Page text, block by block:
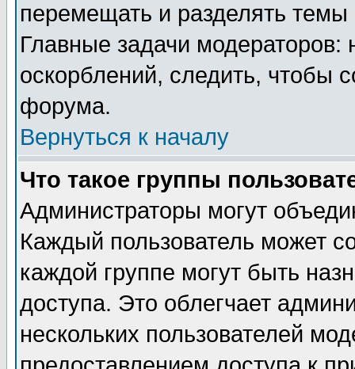
перемещать и разделять
Главные задачи
оскорблений, следить, чтобы
форума.
Вернуться к началу
Что такое группы
Администраторы могут
Каждый пользователь может
каждой группе могут быть
доступа. Это облегчает
нескольких пользователей